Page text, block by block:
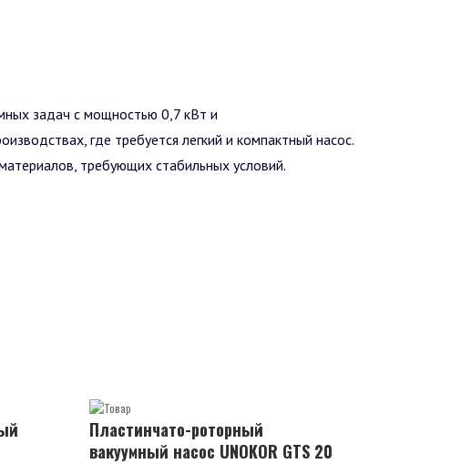
задач с мощностью 0,7 кВт и
где требуется легкий и компактный насос.
требующих стабильных условий.
Пластинчато-роторный
вакуумный насос UNOKOR GTS 20